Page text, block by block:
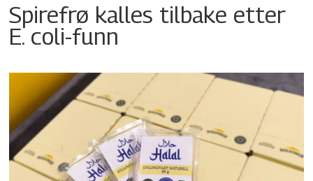
Spirefrø kalles tilbake etter
E. coli-funn